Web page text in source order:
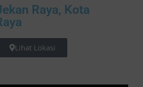
Raya, Kota
Lihat Lokasi